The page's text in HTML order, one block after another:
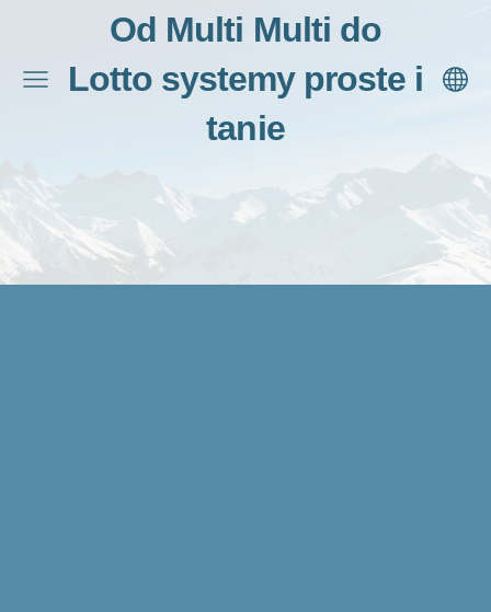
Od Multi Multi do
Lotto systemy proste i
tanie